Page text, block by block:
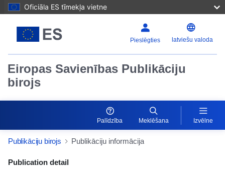
Oficiāla ES tīmekļa vietne
Pieslēgties latviešu valoda
Eiropas Savienības Publikāciju
birojs
Palīdzība Meklēšana Izvēlne
Publikāciju birojs Publikāciju informācija
Publication Detail Actions Portlet
Publication detail